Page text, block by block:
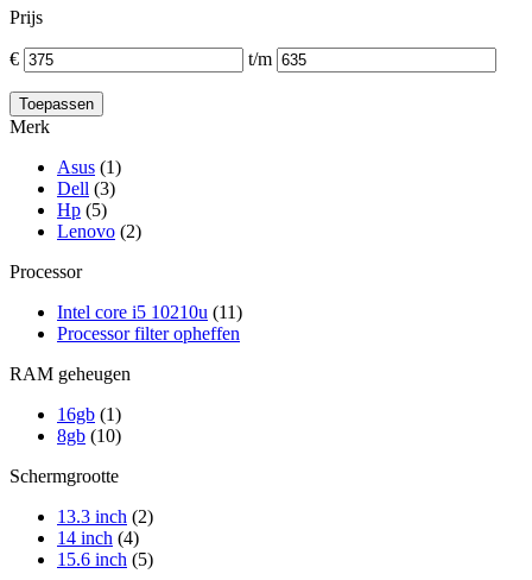
Prijs
€ t/m
Merk
Asus (1)
Dell (3)
Hp (5)
Lenovo (2)
Processor
Intel core i5 10210u (11)
Processor filter opheffen
RAM geheugen
16gb (1)
8gb (10)
Schermgrootte
13.3 inch (2)
14 inch (4)
15.6 inch (5)